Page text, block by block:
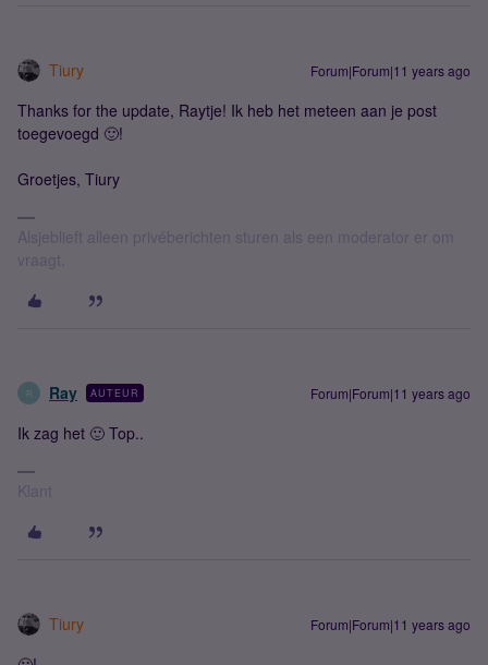
Tiury Forum|Forum|11 years ago
Thanks for the update, Raytje! Ik heb het meteen aan je post
toegevoegd 🙂!
Groetjes, Tiury
Alsjeblieft alleen privéberichten sturen als een moderator er om
vraagt.
R Ray AUTEUR Forum|Forum|11 years ago
Ik zag het 🙂 Top..
Klant
Tiury Forum|Forum|11 years ago